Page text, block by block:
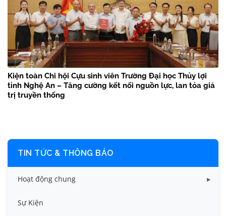
Kiện toàn Chi hội Cựu sinh viên Trường Đại học Thủy lợi
tỉnh Nghệ An – Tăng cường kết nối nguồn lực, lan tỏa giá
trị truyền thống
TIN TỨC & THÔNG BÁO
Hoạt động chung
Tin công tác sinh viên
Sự Kiện